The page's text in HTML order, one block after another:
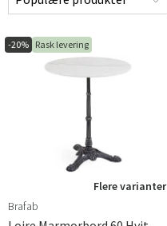
-20% Rask levering
Flere varianter
Brafab